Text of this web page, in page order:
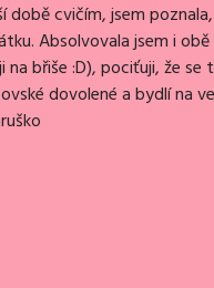
cvičím, jsem
Absolvovala jsem i
břiše :D), pociťuji, že se
dovolené a bydlí na